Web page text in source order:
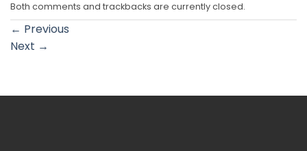
Both comments and trackbacks are currently closed.
← Previous
Next →